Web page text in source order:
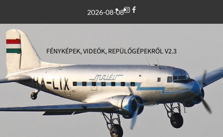
content
2026-08-08Instagram
Facebook
FÉNYKÉPEK, VIDEÓK, REPÜLŐGÉPEKRŐL V2.3